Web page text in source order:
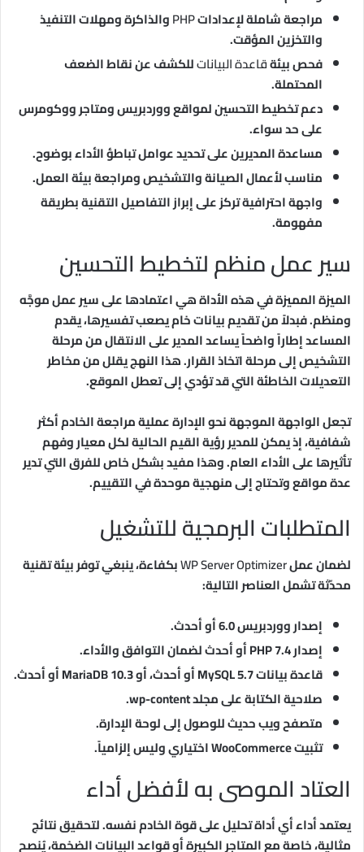
مراجعة شاملة لإعداداتPHPوالذاكرة ومهلات التنفيذ
والتخزين المؤقت.
فحص بيئةقاعدة البياناتللكشف عن نقاط الضعف
المحتملة.
دعم تخطيط التحسين لمواقع ووردبريس ومتاجر ووكومرس
على حد سواء.
مساعدة المديرين على تحديد عوامل تباطؤ الأداء بوضوح.
مناسب لأعمال الصيانة والتشخيص ومراجعة بيئة العمل.
واجهة احترافية تركز على إبراز التفاصيل التقنية بطريقة
مفهومة.
سير عمل منظم لتخطيط التحسين
الميزة المميزة في هذه الأداة هي اعتمادها على سير عمل موجَّه
ومنظم. فبدلاً من تقديم بيانات خام يصعب تفسيرها، يقدم
المساعد إطاراً واضحاً يساعد المدير على الانتقال من مرحلة
التشخيص إلى مرحلة اتخاذ القرار. هذا النهج يقلل من مخاطر
التعديلات الخاطئة التي قد تؤدي إلى تعطل الموقع.
تجعل الواجهة الموجهة نحو الإدارة عملية مراجعة الخادم أكثر
شفافية، إذ يمكن للمدير رؤية القيم الحالية لكل معيار وفهم
تأثيرها على الأداء العام. وهذا مفيد بشكل خاص للفرق التي تدير
عدة مواقع وتحتاج إلى منهجية موحدة في التقييم.
المتطلبات البرمجية للتشغيل
لضمان عملWP Server Optimizerبكفاءة، ينبغي توفر بيئة تقنية
محدّثة تشمل العناصر التالية:
إصدار ووردبريس 6.0 أو أحدث.
إصدار PHP 7.4 أو أحدث لضمان التوافق والأداء.
قاعدة بيانات MySQL 5.7 أو أحدث، أو MariaDB 10.3 أو أحدث.
صلاحية الكتابة على مجلد wp-content.
متصفح ويب حديث للوصول إلى لوحة الإدارة.
تثبيت WooCommerce اختياري وليس إلزامياً.
العتاد الموصى به لأفضل أداء
يعتمد أداء أي أداة تحليل على قوة الخادم نفسه. لتحقيق نتائج
مثالية، خاصة مع المتاجر الكبيرة أو قواعد البيانات الضخمة، يُنصح